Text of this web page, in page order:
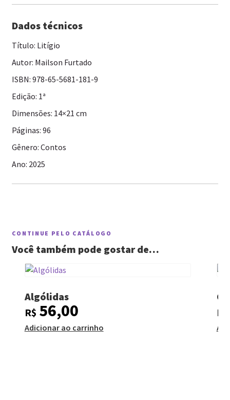
Dados técnicos
Título: Litígio
Autor: Mailson Furtado
ISBN: 978-65-5681-181-9
Edição: 1ª
Dimensões: 14×21 cm
Páginas: 96
Gênero: Contos
Ano: 2025
CONTINUE PELO CATÁLOGO
Você também pode gostar de…
Algólidas
R$ 56,00
Adicionar ao carrinho
R$